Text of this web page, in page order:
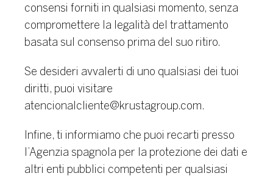
consensi forniti in qualsiasi momento, senza
compromettere la legalità del trattamento
basata sul consenso prima del suo ritiro.
Se desideri avvalerti di uno qualsiasi dei tuoi
diritti, puoi visitare
atencionalcliente@krustagroup.com.
Infine, ti informiamo che puoi recarti presso
l’Agenzia spagnola per la protezione dei dati e
altri enti pubblici competenti per qualsiasi